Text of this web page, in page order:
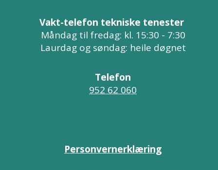
Vakt-telefon tekniske tenester
Måndag til fredag: kl. 15:30 - 7:30
Laurdag og søndag: heile døgnet
Telefon
952 62 060
Personvernerklæring